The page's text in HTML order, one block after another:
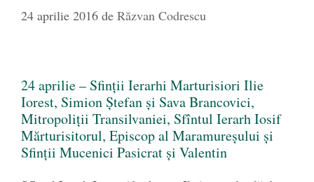
24 aprilie 2016 de Răzvan Codrescu
24 aprilie – Sfinții Ierarhi Marturisiori Ilie
Iorest, Simion Ștefan și Sava Brancovici,
Mitropoliții Transilvaniei, Sfîntul Ierarh Iosif
Mărturisitorul, Episcop al Maramureșului și
Sfinții Mucenici Pasicrat și Valentin